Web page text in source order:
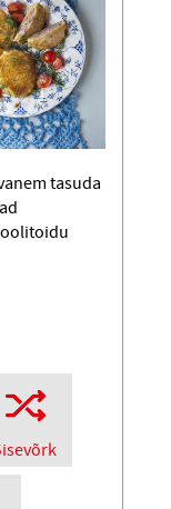
tasuda